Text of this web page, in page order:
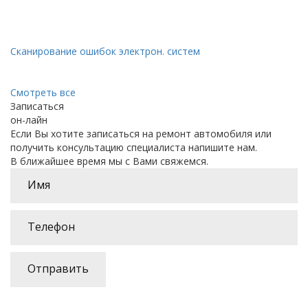
Сканирование ошибок электрон. систем
Смотреть все
Записаться
он-лайн
Если Вы хотите записаться на ремонт автомобиля или
получить консультацию специалиста напишите нам.
В ближайшее время мы с Вами свяжемся.